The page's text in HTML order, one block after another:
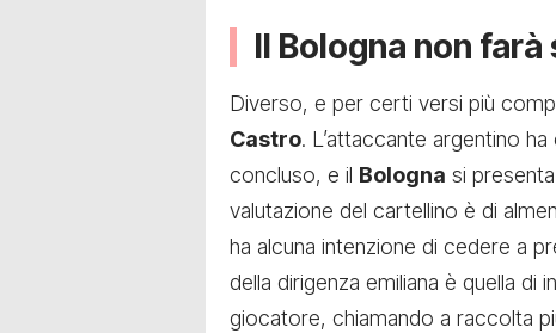
Il Bologna non
Diverso, e per certi versi più
Castro. L’attaccante argentino
concluso, e il Bologna si
valutazione del cartellino è di
ha alcuna intenzione di cedere a
della dirigenza emiliana è quella di
giocatore, chiamando a raccolta